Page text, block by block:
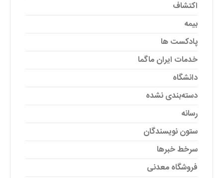
اکتشاف
بیمه
پادکست ها
خدمات ایران ماگما
دانشگاه
دسته‌بندی نشده
رسانه
ستون نویسندگان
سرخط خبرها
فروشگاه معدنی